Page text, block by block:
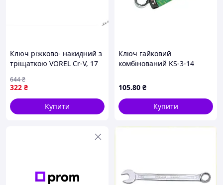
Ключ ріжково- накидний з
тріщаткою VOREL Cr-V, 17
використання в ремонті
322 ₴
644₴
Купити
Ключ гайковий
комбінований KS-3-14
105.80 ₴
Купити